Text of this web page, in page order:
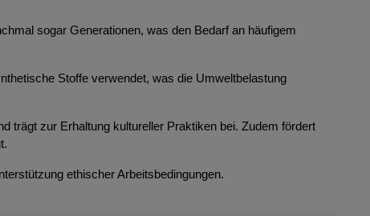
sogar Generationen, was den Bedarf an häufigem
Stoffe verwendet, was die Umweltbelastung
trägt zur Erhaltung kultureller Praktiken bei. Zudem fördert
ethischer Arbeitsbedingungen.